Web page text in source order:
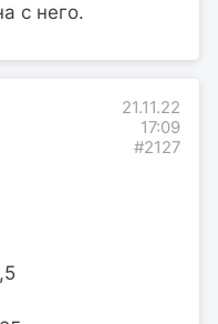
с него.
21.11.22
17:09
#2127